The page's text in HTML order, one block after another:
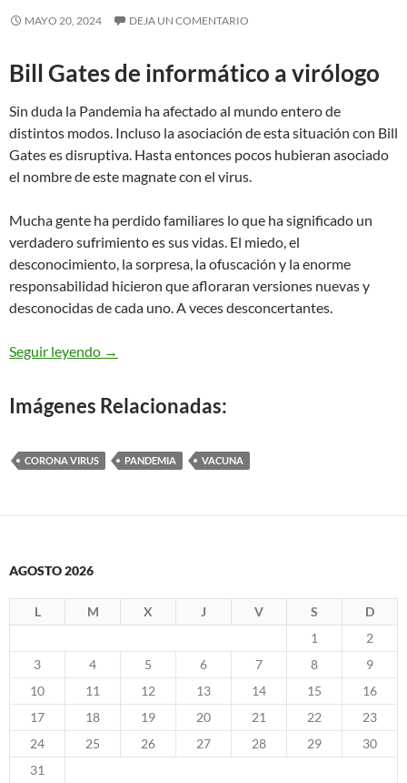
MAYO 20, 2024 DEJA UN COMENTARIO
Bill Gates de informático a virólogo
Sin duda la Pandemia ha afectado al mundo entero de
distintos modos. Incluso la asociación de esta situación con Bill
Gates es disruptiva. Hasta entonces pocos hubieran asociado
el nombre de este magnate con el virus.
Mucha gente ha perdido familiares lo que ha significado un
verdadero sufrimiento es sus vidas. El miedo, el
desconocimiento, la sorpresa, la ofuscación y la enorme
responsabilidad hicieron que afloraran versiones nuevas y
desconocidas de cada uno. A veces desconcertantes.
Seguir leyendo Bill Gates y la OMS una filantrópica asociación
→
Imágenes Relacionadas:
CORONA VIRUS PANDEMIA VACUNA
AGOSTO 2026
L M X J V S
D
1
2
3
4 5 6 7 8
9
10
11 12 13 14 15
16
17
18 19 20 21 22
23
24
25 26 27 28 29
30
31